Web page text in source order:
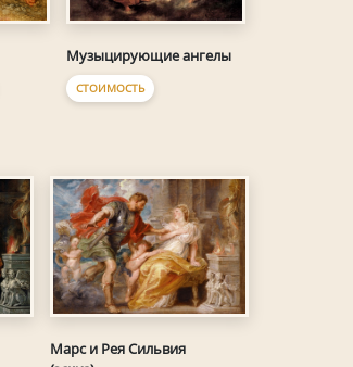
Музыцирующие ангелы
СТОИМОСТЬ
Марс и Рея Сильвия